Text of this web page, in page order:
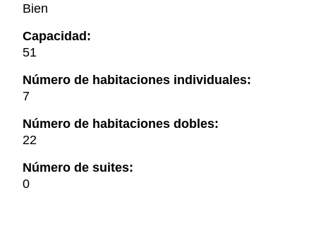
Bien
Capacidad:
51
Número de habitaciones individuales:
7
Número de habitaciones dobles:
22
Número de suites:
0